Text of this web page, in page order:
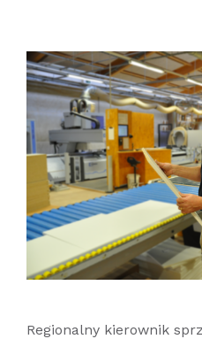
Regionalny kierownik